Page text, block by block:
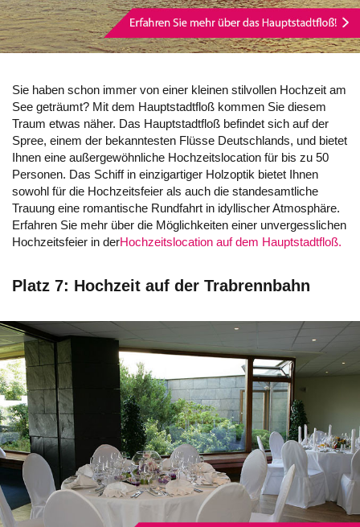
Sie haben schon immer von einer kleinen stilvollen Hochzeit am
See geträumt? Mit dem Hauptstadtfloß kommen Sie diesem
Traum etwas näher. Das Hauptstadtfloß befindet sich auf der
Spree, einem der bekanntesten Flüsse Deutschlands, und bietet
Ihnen eine außergewöhnliche Hochzeitslocation für bis zu 50
Personen. Das Schiff in einzigartiger Holzoptik bietet Ihnen
sowohl für die Hochzeitsfeier als auch die standesamtliche
Trauung eine romantische Rundfahrt in idyllischer Atmosphäre.
Erfahren Sie mehr über die Möglichkeiten einer unvergesslichen
Hochzeitsfeier in derHochzeitslocation auf dem Hauptstadtfloß.
Platz 7: Hochzeit auf der Trabrennbahn